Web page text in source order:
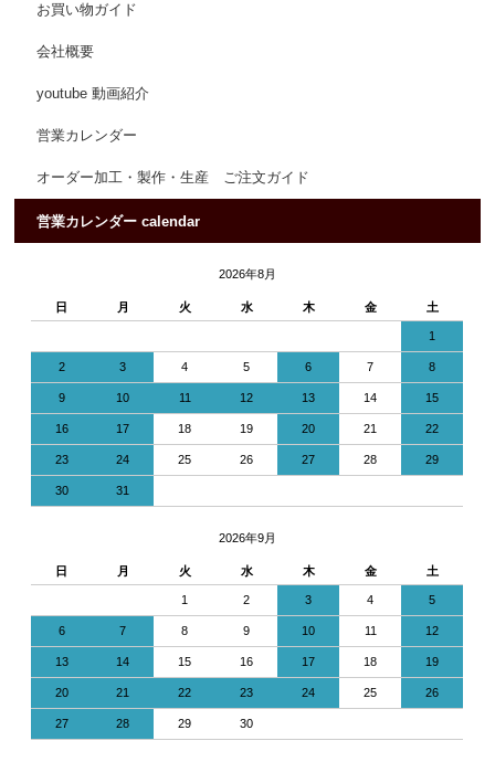
お買い物ガイド
会社概要
youtube 動画紹介
営業カレンダー
オーダー加工・製作・生産 ご注文ガイド
営業カレンダー calendar
2026年8月
日 月 火 水 木 金 土
1
2 3 4 5 6 7 8
9 10 11 12 13 14 15
16 17 18 19 20 21 22
23 24 25 26 27 28 29
30 31
2026年9月
日 月 火 水 木 金 土
1 2 3 4 5
6 7 8 9 10 11 12
13 14 15 16 17 18 19
20 21 22 23 24 25 26
27 28 29 30